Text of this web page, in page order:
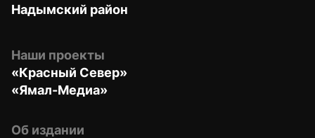
Надымский район
Наши проекты
«Красный Север»
«Ямал-Медиа»
Об издании